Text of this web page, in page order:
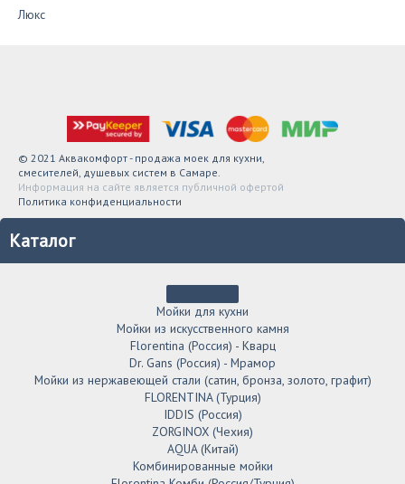
Люкс
© 2021 Аквакомфорт - продажа моек для кухни,
смесителей, душевых систем в Самаре.
Информация на сайте является публичной офертой
Политика конфиденциальности
Каталог
Мойки для кухни
Мойки из искусственного камня
Florentina (Россия) - Кварц
Dr. Gans (Россия) - Мрамор
Мойки из нержавеющей стали (сатин, бронза, золото, графит)
FLORENTINA (Турция)
IDDIS (Россия)
ZORGINOX (Чехия)
AQUA (Китай)
Комбинированные мойки